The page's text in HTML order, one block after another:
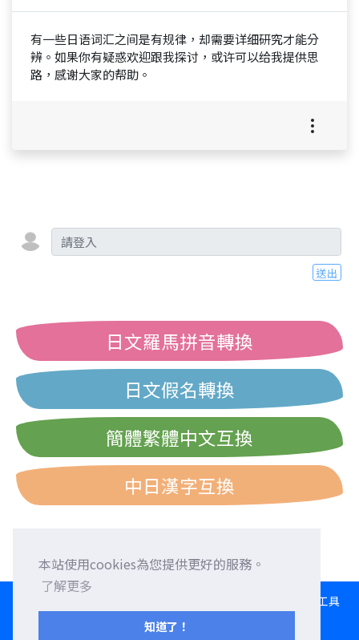
本站使用cookies為您提供更好的服務。
了解更多
知道了！
有一些日语词汇之间是有规律，却需要详细研究才能分
辨。如果你有疑惑欢迎跟我探讨，或许可以给我提供思
路，感谢大家的帮助。
送出
日文羅馬拼音轉換
日文假名轉換
簡體繁體中文互換
中日漢字互換
轉換工具
日文打字練習 西曆/和曆/民國曆對照表